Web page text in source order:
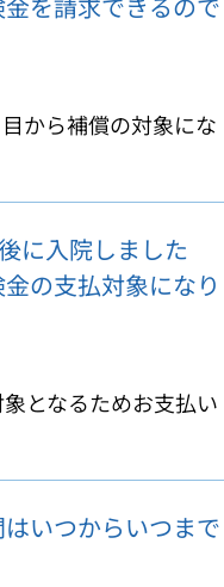
から補償の対象にな
に入院しました
の支払対象になり
となるためお支払い
いつからいつまで